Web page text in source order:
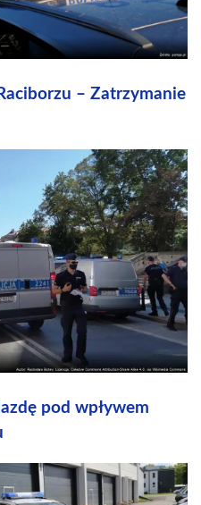
– Zatrzymanie
pod wpływem